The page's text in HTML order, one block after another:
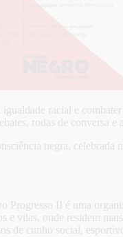
igualdade racial e
rodas de conversa
negra,
Progresso II é uma
e vilas, onde residem
de cunho social,